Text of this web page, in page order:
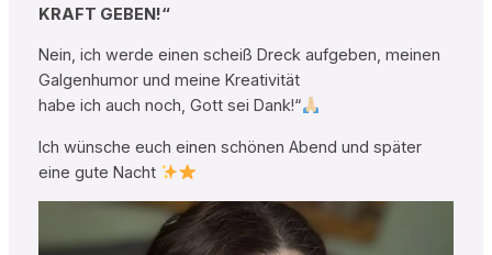
KRAFT GEBEN!“
Nein, ich werde einen scheiß Dreck aufgeben, meinen
Galgenhumor und meine Kreativität
habe ich auch noch, Gott sei Dank!“
Ich wünsche euch einen schönen Abend und später
eine gute Nacht